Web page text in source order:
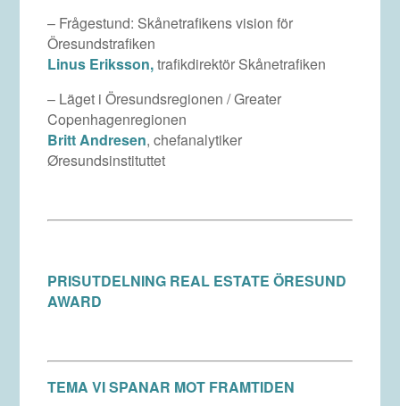
– Frågestund: Skånetrafikens vision för
Öresundstrafiken
Linus Eriksson,trafikdirektör Skånetrafiken
– Läget i Öresundsregionen / Greater
Copenhagenregionen
Britt Andresen, chefanalytiker
Øresundsinstituttet
PRISUTDELNING REAL ESTATE ÖRESUND
AWARD
TEMA VI SPANAR MOT FRAMTIDEN